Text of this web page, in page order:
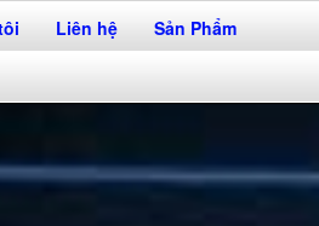
Liên hệ Sản Phẩm